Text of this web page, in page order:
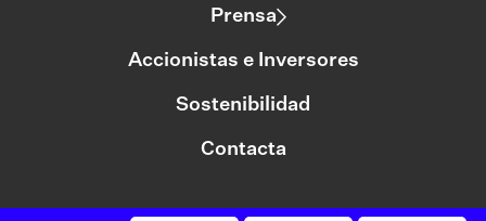
Prensa
Accionistas e Inversores
Sostenibilidad
Contacta